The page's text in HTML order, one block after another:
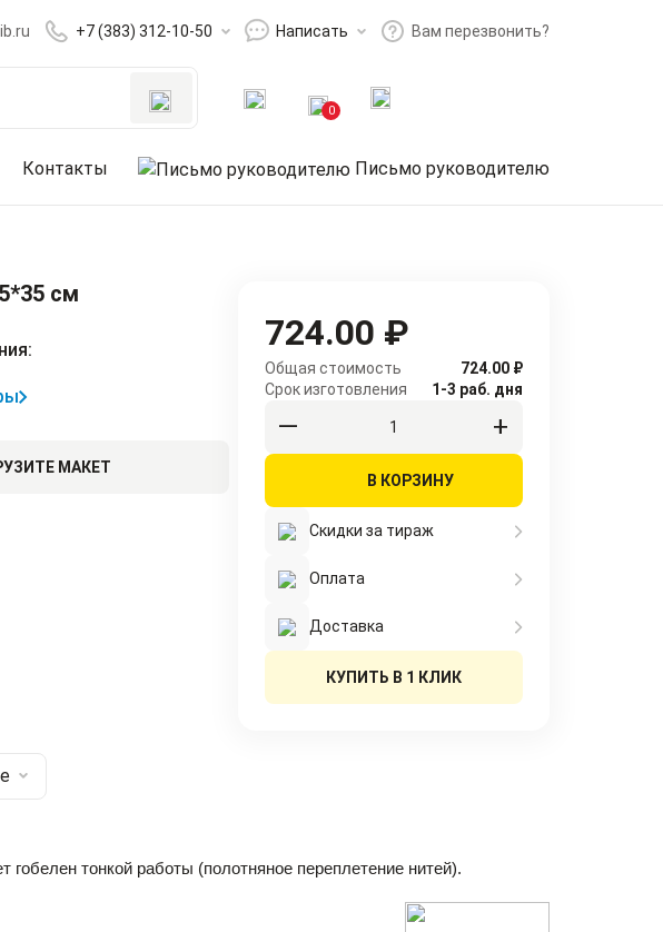
+7 (383) 312-10-50 Написать Вам перезвонить?
0
Контакты Письмо руководителю
см
МАКЕТ
724.00 ₽
Общая стоимость
724.00 ₽
Срок изготовления
1-3 раб. дня
В КОРЗИНУ
Скидки за тираж
Оплата
Доставка
КУПИТЬ В 1 КЛИК
гобелен тонкой работы (полотняное переплетение нитей).